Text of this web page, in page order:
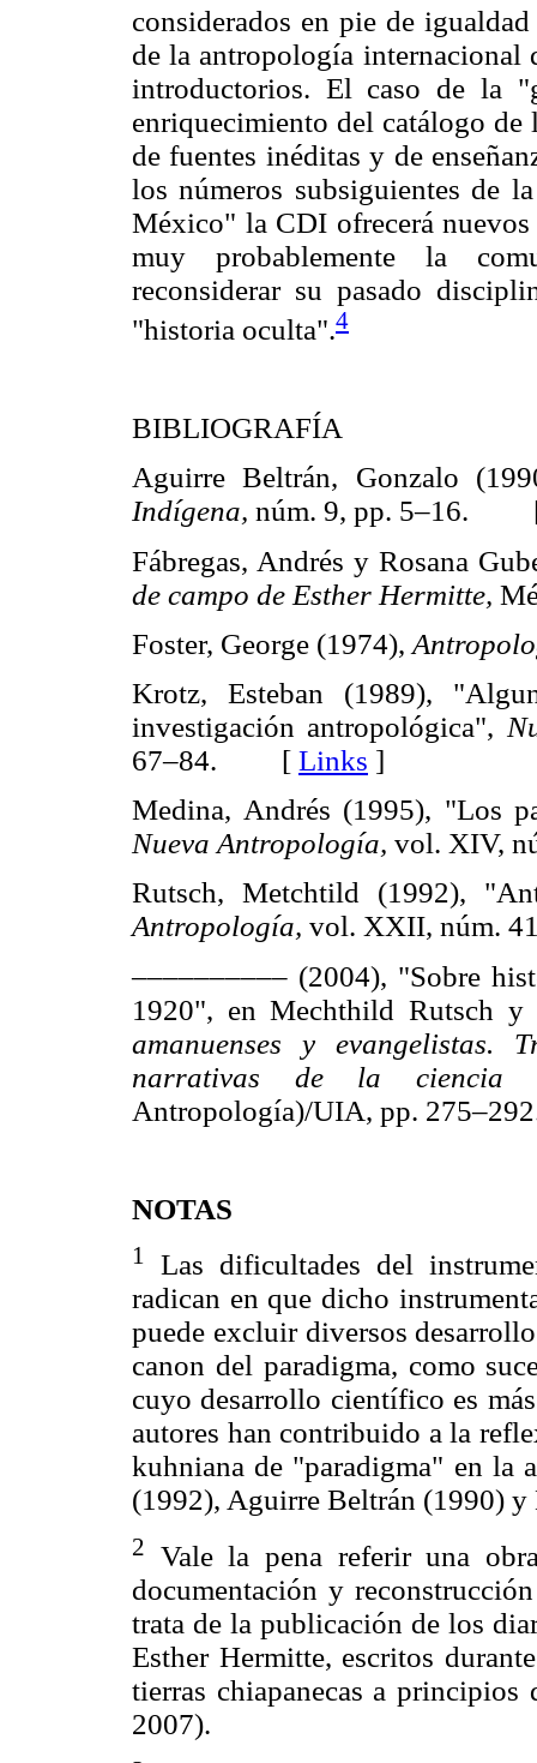
considerados en pie de
de la antropología internacional
introductorios. El caso de la
enriquecimiento del catálogo de
de fuentes inéditas y de
los números subsiguientes de
México" la CDI ofrecerá
muy probablemente la
reconsiderar su pasado
"historia oculta".4
BIBLIOGRAFÍA
Aguirre Beltrán, Gonzalo
Indígena, núm. 9, pp. 5–16.
Fábregas, Andrés y Rosana
de campo de Esther Hermitte,
Foster, George (1974),
Krotz, Esteban (1989),
investigación antropológica",
67–84. [ Links ]
Medina, Andrés (1995), "Los
Nueva Antropología, vol. XIV,
Rutsch, Metchtild (1992),
Antropología, vol. XXII, núm.
–––––––––– (2004), "Sobre
1920", en Mechthild Rutsch
amanuenses y evangelistas.
narrativas de la ciencia
Antropología)/UIA, pp.
NOTAS
1
Las dificultades del
radican en que dicho
puede excluir diversos
canon del paradigma, como
cuyo desarrollo científico es
autores han contribuido a la
kuhniana de "paradigma" en la
(1992), Aguirre Beltrán (1990) y
2
Vale la pena referir una
documentación y
trata de la publicación de los
Esther Hermitte, escritos
tierras chiapanecas a principios
2007).